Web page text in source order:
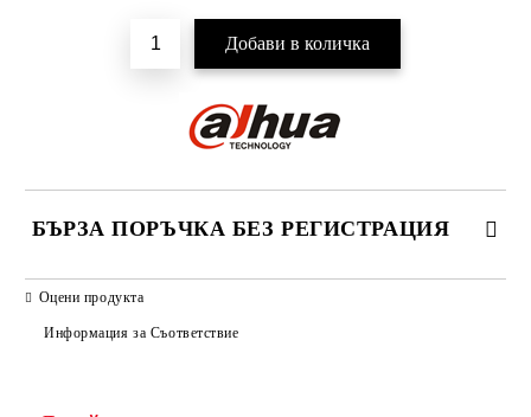
БЪРЗА ПОРЪЧКА БЕЗ РЕГИСТРАЦИЯ
Оцени продукта
Информация за Съответствие